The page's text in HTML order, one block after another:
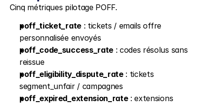
Cinq métriques pilotage POFF.
poff_ticket_rate : tickets / emails offre
personnalisée envoyés
poff_code_success_rate : codes résolus sans
reissue
poff_eligibility_dispute_rate : tickets
segment_unfair / campagnes
poff_expired_extension_rate : extensions